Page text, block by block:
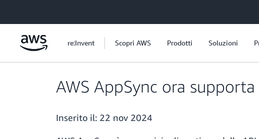
re:Invent Scopri AWS Prodotti Soluzioni
AWS AppSync ora
Inserito il: 22 nov 2024